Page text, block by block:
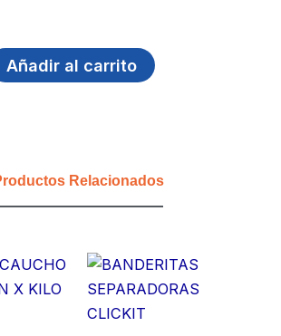
Añadir al carrito
Relacionados